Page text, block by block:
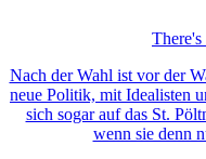
Nach der Wahl ist vor der
neue Politik, mit Idealisten
sich sogar auf das St.
wenn sie denn